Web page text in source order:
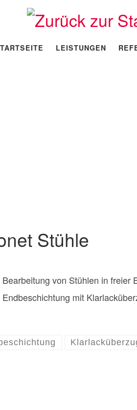
LEISTUNGEN
Stühle
Bearbeitung von Stühlen in freier
Endbeschichtung mit